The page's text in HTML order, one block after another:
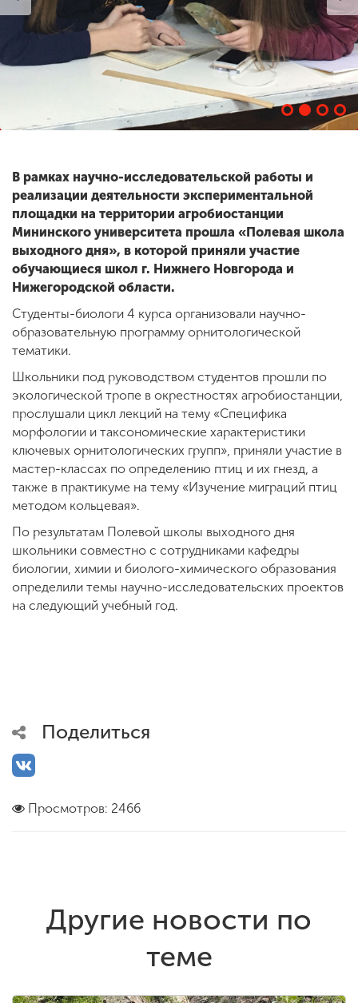
В рамках научно-исследовательской работы и
реализации деятельности экспериментальной
площадки на территории агробиостанции
Мининского университета прошла «Полевая школа
выходного дня», в которой приняли участие
обучающиеся школ г. Нижнего Новгорода и
Нижегородской области.
Студенты-биологи 4 курса организовали научно-
образовательную программу орнитологической
тематики.
Школьники под руководством студентов прошли по
экологической тропе в окрестностях агробиостанции,
прослушали цикл лекций на тему «Специфика
морфологии и таксономические характеристики
ключевых орнитологических групп», приняли участие в
мастер-классах по определению птиц и их гнезд, а
также в практикуме на тему «Изучение миграций птиц
методом кольцевая».
По результатам Полевой школы выходного дня
школьники совместно с сотрудниками кафедры
биологии, химии и биолого-химического образования
определили темы научно-исследовательских проектов
на следующий учебный год.
Поделиться
Просмотров: 2466
Другие новости по
теме